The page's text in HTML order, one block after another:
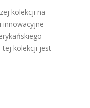
kolekcji na
innowacyjne
tej kolekcji jest